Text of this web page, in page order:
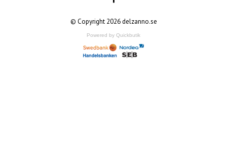
© Copyright 2026 delzanno.se
Powered by Quickbutik